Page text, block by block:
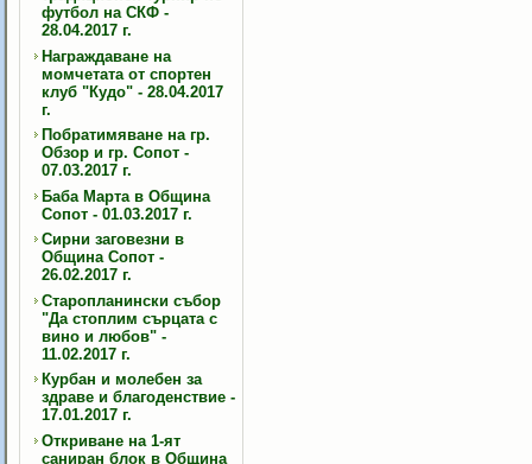
футбол на СКФ -
28.04.2017 г.
Награждаване на
момчетата от спортен
клуб "Кудо" - 28.04.2017
г.
Побратимяване на гр.
Обзор и гр. Сопот -
07.03.2017 г.
Баба Марта в Община
Сопот - 01.03.2017 г.
Сирни заговезни в
Община Сопот -
26.02.2017 г.
Старопланински събор
"Да стоплим сърцата с
вино и любов" -
11.02.2017 г.
Курбан и молебен за
здраве и благоденствие -
17.01.2017 г.
Откриване на 1-ят
саниран блок в Община